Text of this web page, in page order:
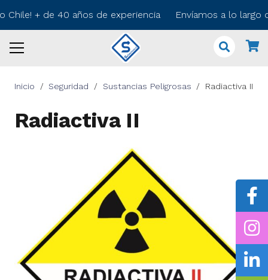
Chile! + de 40 años de experiencia Envíamos a lo
Inicio / Seguridad / Sustancias Peligrosas / Radiactiva II
Radiactiva II